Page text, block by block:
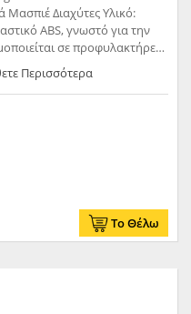
ABS, γνωστό για την
σε προφυλακτήρες
αυξημένη ανθεκτικότητα.
Περισσότερα
Το Θέλω